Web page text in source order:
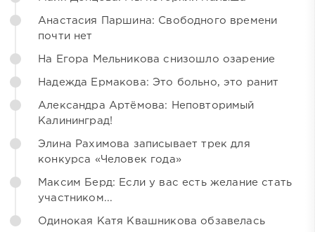
Анастасия Паршина: Свободного времени
почти нет
На Егора Мельникова снизошло озарение
Надежда Ермакова: Это больно, это ранит
Александра Артёмова: Неповторимый
Калининград!
Элина Рахимова записывает трек для
конкурса «Человек года»
Максим Берд: Если у вас есть желание стать
участником...
Одинокая Катя Квашникова обзавелась